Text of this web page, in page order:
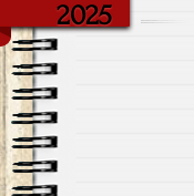
2025